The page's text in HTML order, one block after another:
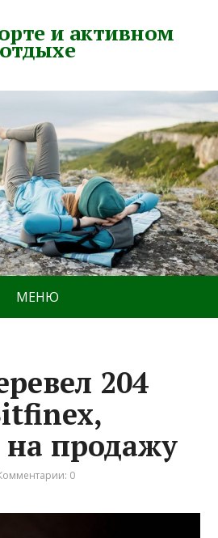
и активном
отдыхе
МЕНЮ
204
продажу
0